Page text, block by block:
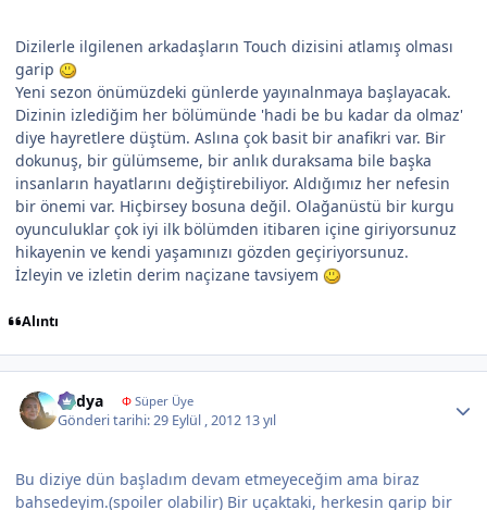
Dizilerle ilgilenen arkadaşların Touch dizisini atlamış olması
garip
Yeni sezon önümüzdeki günlerde yayınalnmaya başlayacak.
Dizinin izlediğim her bölümünde 'hadi be bu kadar da olmaz'
diye hayretlere düştüm. Aslına çok basit bir anafikri var. Bir
dokunuş, bir gülümseme, bir anlık duraksama bile başka
insanların hayatlarını değiştirebiliyor. Aldığımız her nefesin
bir önemi var. Hiçbirsey bosuna değil. Olağanüstü bir kurgu
oyunculuklar çok iyi ilk bölümden itibaren içine giriyorsunuz
hikayenin ve kendi yaşamınızı gözden geçiriyorsunuz.
İzleyin ve izletin derim naçizane tavsiyem
Alıntı
Radya ΦSüper Üye
Gönderi tarihi:29 Eylül , 2012 13 yıl
Bu diziye dün başladım devam etmeyeceğim ama biraz
bahsedeyim.(spoiler olabilir) Bir uçaktaki, herkesin garip bir